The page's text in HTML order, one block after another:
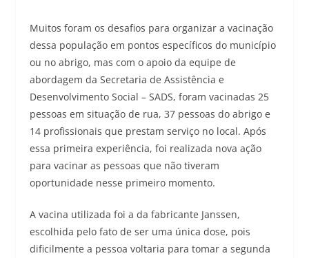
Muitos foram os desafios para organizar a vacinação
dessa população em pontos específicos do município
ou no abrigo, mas com o apoio da equipe de
abordagem da Secretaria de Assistência e
Desenvolvimento Social – SADS, foram vacinadas 25
pessoas em situação de rua, 37 pessoas do abrigo e
14 profissionais que prestam serviço no local. Após
essa primeira experiência, foi realizada nova ação
para vacinar as pessoas que não tiveram
oportunidade nesse primeiro momento.
A vacina utilizada foi a da fabricante Janssen,
escolhida pelo fato de ser uma única dose, pois
dificilmente a pessoa voltaria para tomar a segunda